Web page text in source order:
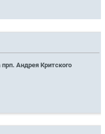
прп. Андрея Критского